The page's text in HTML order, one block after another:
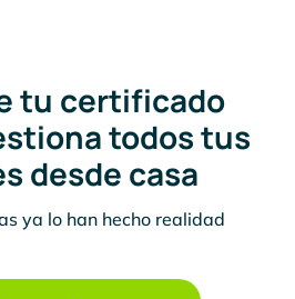
tu certificado
todos tus
desde casa
ya lo han hecho realidad